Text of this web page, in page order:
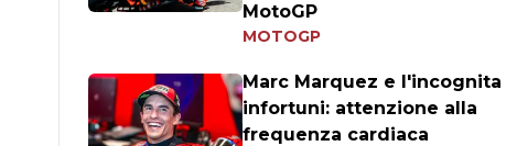
MotoGP
MOTOGP
Marc Marquez e l'incognita
infortuni: attenzione alla
frequenza cardiaca